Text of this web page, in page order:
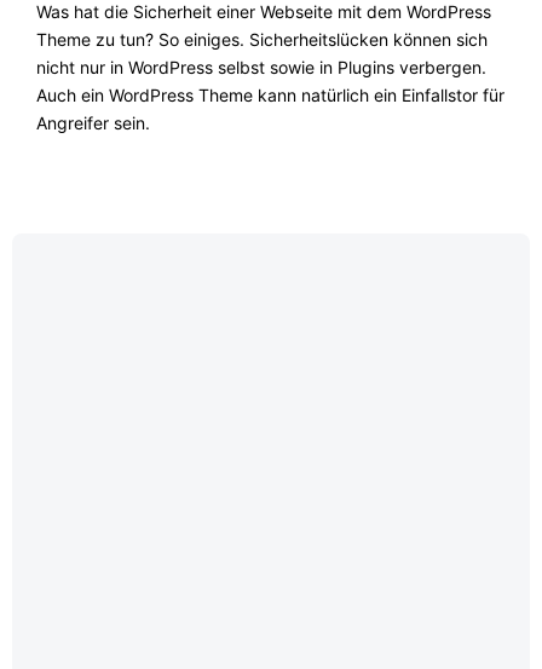
Was hat die Sicherheit einer Webseite mit dem WordPress
Theme zu tun? So einiges. Sicherheitslücken können sich
nicht nur in WordPress selbst sowie in Plugins verbergen.
Auch ein WordPress Theme kann natürlich ein Einfallstor für
Angreifer sein.